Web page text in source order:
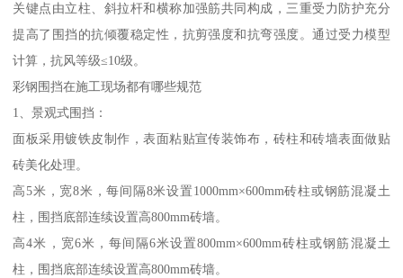
关键点由立柱、斜拉杆和横称加强筋共同构成，三重受力防护充分
提高了围挡的抗倾覆稳定性，抗剪强度和抗弯强度。通过受力模型
计算，抗风等级≤10级。
彩钢围挡在施工现场都有哪些规范
1、景观式围挡：
面板采用镀铁皮制作，表面粘贴宣传装饰布，砖柱和砖墙表面做贴
砖美化处理。
高5米，宽8米，每间隔8米设置1000mm×600mm砖柱或钢筋混凝土
柱，围挡底部连续设置高800mm砖墙。
高4米，宽6米，每间隔6米设置800mm×600mm砖柱或钢筋混凝土
柱，围挡底部连续设置高800mm砖墙。